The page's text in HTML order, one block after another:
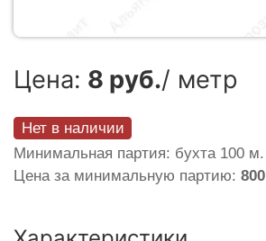
Цена: 8 руб./ метр
Нет в наличии
Минимальная партия: бухта 100 м.
Цена за минимальную партию: 800